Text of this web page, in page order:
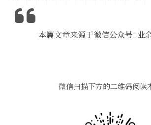
本篇文章来源于微信公众号: 业
微信扫描下方的二维码阅读